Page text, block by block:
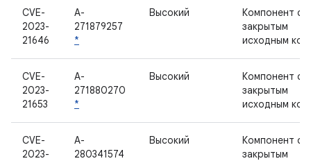
CVE-
2023-
21646
A-
271879257
*
Высокий
Компонент с
закрытым
исходным
CVE-
2023-
21653
A-
271880270
*
Высокий
Компонент с
закрытым
исходным
CVE-
2023-
A-
280341574
Высокий
Компонент с
закрытым